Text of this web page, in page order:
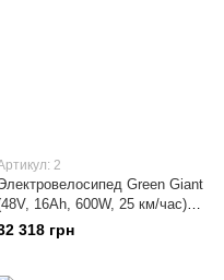
2
Green Giant
16Ah, 600W, 25 км/час)
18"
318 грн